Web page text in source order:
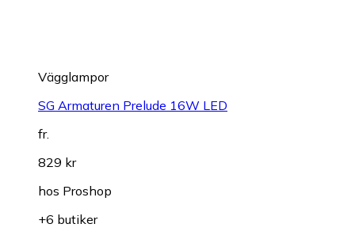
Vägglampor
SG Armaturen Prelude 16W LED
fr.
829 kr
hos Proshop
+6 butiker